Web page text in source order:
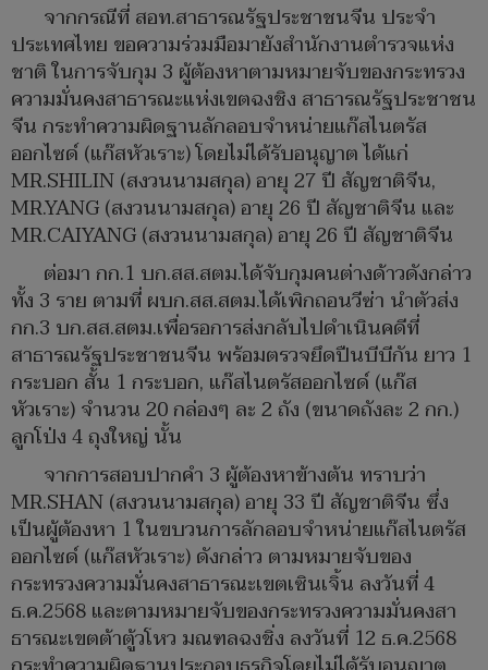
จากกรณีที่ สอท.สาธารณรัฐประชาชนจีน ประจำ
ประเทศไทย ขอความร่วมมือมายังสำนักงานตำรวจแห่ง
ชาติ ในการจับกุม 3 ผู้ต้องหาตามหมายจับของกระทรวง
ความมั่นคงสาธารณะแห่งเขตฉงชิง สาธารณรัฐประชาชน
จีน กระทำความผิดฐานลักลอบจำหน่ายแก๊สไนตรัส
ออกไซด์ (แก๊สหัวเราะ) โดยไม่ได้รับอนุญาต ได้แก่
MR.SHILIN (สงวนนามสกุล) อายุ 27 ปี สัญชาติจีน,
MR.YANG (สงวนนามสกุล) อายุ 26 ปี สัญชาติจีน และ
MR.CAIYANG (สงวนนามสกุล) อายุ 26 ปี สัญชาติจีน
ต่อมา กก.1 บก.สส.สตม.ได้จับกุมคนต่างด้าวดังกล่าว
ทั้ง 3 ราย ตามที่ ผบก.สส.สตม.ได้เพิกถอนวีซ่า นำตัวส่ง
กก.3 บก.สส.สตม.เพื่อรอการส่งกลับไปดำเนินคดีที่
สาธารณรัฐประชาชนจีน พร้อมตรวจยึดปืนบีบีกัน ยาว 1
กระบอก สั้น 1 กระบอก, แก๊สไนตรัสออกไซด์ (แก๊ส
หัวเราะ) จำนวน 20 กล่องๆ ละ 2 ถัง (ขนาดถังละ 2 กก.)
ลูกโป่ง 4 ถุงใหญ่ นั้น
จากการสอบปากคำ 3 ผู้ต้องหาข้างต้น ทราบว่า
MR.SHAN (สงวนนามสกุล) อายุ 33 ปี สัญชาติจีน ซึ่ง
เป็นผู้ต้องหา 1 ในขบวนการลักลอบจำหน่ายแก๊สไนตรัส
ออกไซด์ (แก๊สหัวเราะ) ดังกล่าว ตามหมายจับของ
กระทรวงความมั่นคงสาธารณะเขตเซินเจิ้น ลงวันที่ 4
ธ.ค.2568 และตามหมายจับของกระทรวงความมั่นคงสา
ธารณะเขตต้าตู้วโหว มณฑลฉงชิ่ง ลงวันที่ 12 ธ.ค.2568